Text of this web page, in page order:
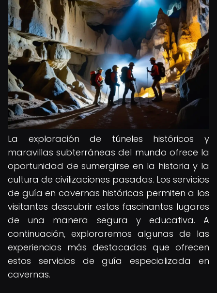
La exploración de túneles históricos y
maravillas subterráneas del mundo ofrece la
oportunidad de sumergirse en la historia y la
cultura de civilizaciones pasadas. Los servicios
de guía en cavernas históricas permiten a los
visitantes descubrir estos fascinantes lugares
de una manera segura y educativa. A
continuación, exploraremos algunas de las
experiencias más destacadas que ofrecen
estos servicios de guía especializada en
cavernas.